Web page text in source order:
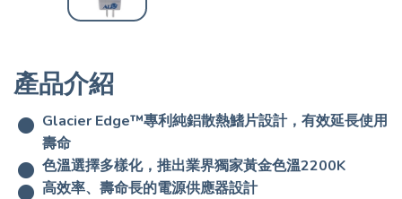
產品介紹
Glacier Edge™專利純鋁散熱鰭片設計，有效延長使用
壽命
色溫選擇多樣化，推出業界獨家黃金色溫2200K
高效率、壽命長的電源供應器設計